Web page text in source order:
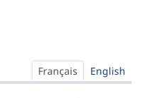
Français English